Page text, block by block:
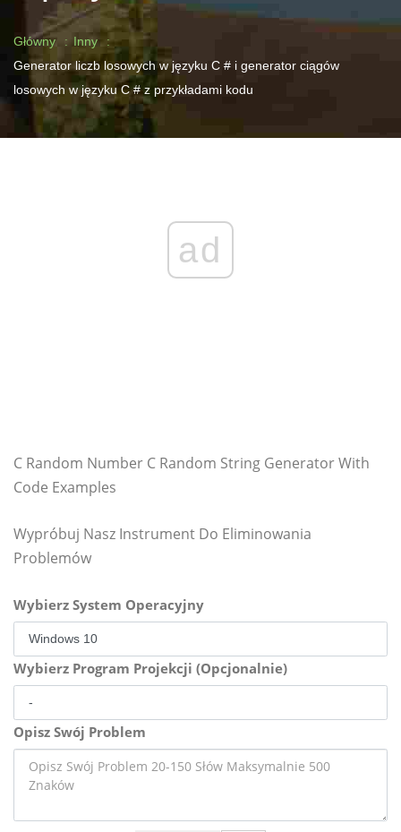
Główny
Inny
Generator liczb losowych w języku C # i generator ciągów
losowych w języku C # z przykładami kodu
ad
C Random Number C Random String Generator With
Code Examples
Wypróbuj Nasz Instrument Do Eliminowania
Problemów
Wybierz System Operacyjny
Wybierz Program Projekcji (Opcjonalnie)
Opisz Swój Problem